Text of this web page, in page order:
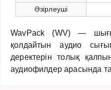
Әзірлеуші
WavPack (WV) —
қолдайтын аудио
деректерін толық
аудиофилдер арасында